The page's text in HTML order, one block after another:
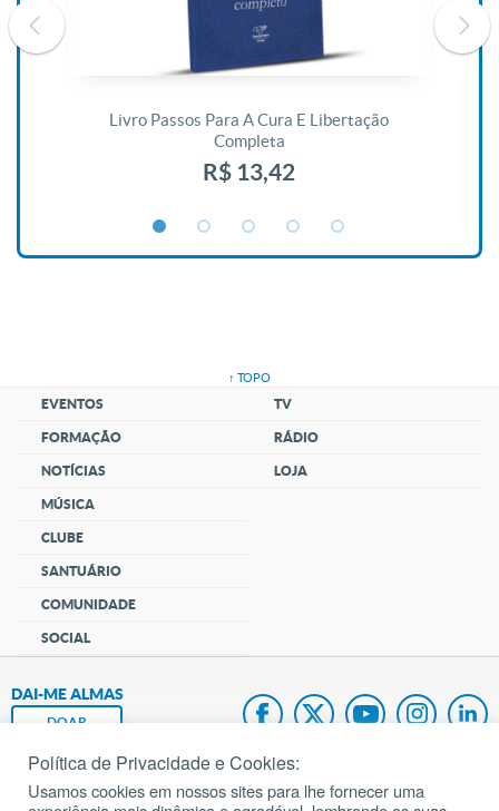
Livro Passos Para A Cura E Libertação
Completa
R$ 13,42
↑ TOPO
EVENTOS
FORMAÇÃO
NOTÍCIAS
MÚSICA
CLUBE
SANTUÁRIO
COMUNIDADE
SOCIAL
TV
RÁDIO
LOJA
DAI-ME ALMAS
DOAR
Fundação João Paulo II
Política de Privacidade e Cookies:
Usamos cookies em nossos sites para lhe fornecer uma